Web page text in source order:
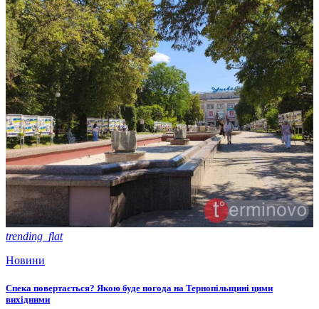
trending_flat
Новини
Спека повертається? Якою буде погода на Тернопільщині цими
вихідними